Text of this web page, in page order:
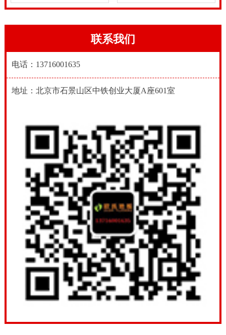
联系我们
电话：13716001635
地址：北京市石景山区中铁创业大厦A座601室